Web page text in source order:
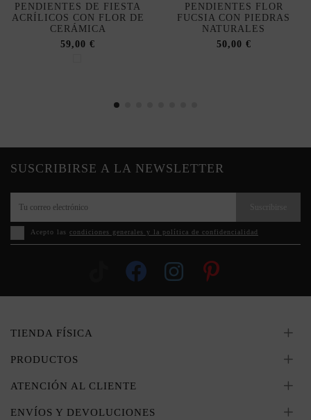
PENDIENTES DE FIESTA
ACRÍLICOS CON FLOR DE
CERÁMICA
59,00 €
PENDIENTES FLOR
FUCSIA CON PIEDRAS
NATURALES
50,00 €
SUSCRIBIRSE A LA NEWSLETTER
Acepto las condiciones generales y la política de confidencialidad
TIENDA FÍSICA
PRODUCTOS
ATENCIÓN AL CLIENTE
ENVÍOS Y DEVOLUCIONES